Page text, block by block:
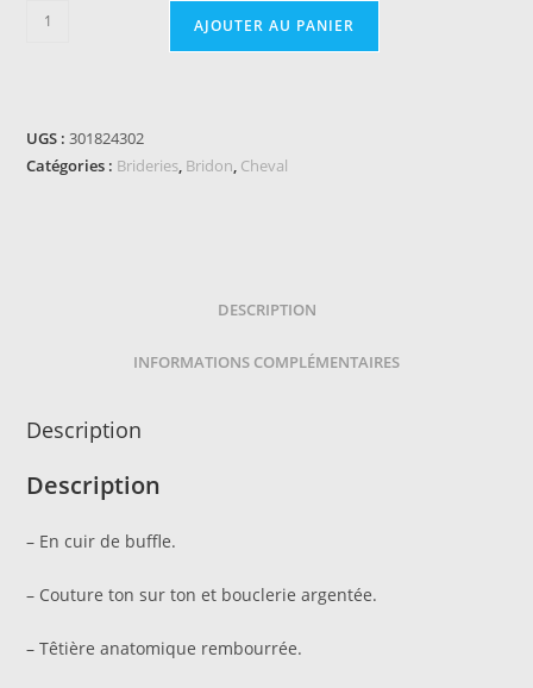
quantité
-
Diams
AJOUTER AU PANIER
UGS :301824302
Catégories : Brideries, Bridon, Cheval
DESCRIPTION
INFORMATIONS COMPLÉMENTAIRES
Description
Description
– En cuir de buffle.
– Couture ton sur ton et bouclerie argentée.
– Têtière anatomique rembourrée.